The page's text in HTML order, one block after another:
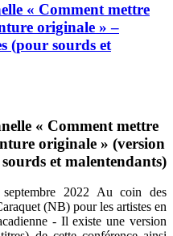
« Comment mettre
originale » –
(pour sourds et
« Comment mettre
originale » (version
et malentendants)
2022 Au coin des
(NB) pour les artistes en
- Il existe une version